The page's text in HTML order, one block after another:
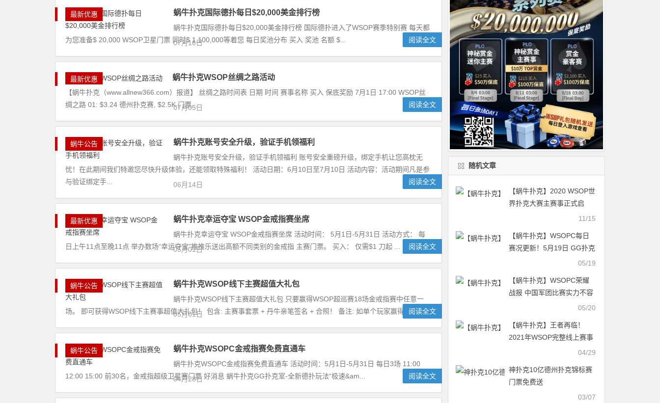
最新优惠 蜗牛扑克国际德扑每日$20,000美金排行榜
蜗牛扑克国际德扑每日$20,000美金排行榜 国际德扑进入了WSOP赛季特别赛 ​每天都
为您准备$ 20,000 WSOP卫星门票 同时$ 1,100,000等着您 每日奖池分布 买入 奖池 名额 $...
07月16日 阅读全文
最新优惠 蜗牛扑克WSOP丝绸之路活动
【蜗牛扑克（www.allnew366.com）报道】 丝绸之路时间表 日期 时间 赛事名称 买入 保底奖励 7月1日 17:00 WSOP丝
绸之路 01: $3.24 德州扑克赛, $2.5K 门票...
07月05日 阅读全文
蜗牛公告 蜗牛扑克账号安全升级，验证手机领福利
蜗牛扑克账号安全升级，验证手机领福利 账号安全重磅升级，绑定手机让您高枕无
忧！在此期间我们特邀您尽快升级体验，还能领取特殊福利！ 活动日期：6月10日至7月10日 活动内容：活动期间凡是参
与验证绑定手...
06月14日 阅读全文
最新优惠 蜗牛扑克幸运夺宝 WSOP金戒指赛坐席
蜗牛扑克幸运夺宝 WSOP金戒指赛坐席 活动时间： 5月1日-5月31日 活动方式： 每
日上午11点至晚11点 举办数场“幸运夺宝”推推乐送出高额不同类别的金戒指 主赛门票。 买入： 仅需$1 刀起 ...
05月01日 阅读全文
蜗牛公告 蜗牛扑克WSOP线下主赛超值大礼包
蜗牛扑克WSOP线下主赛超值大礼包 只要赢得WSOP超巡赛18场金戒指赛中任意一
场。 即可获得WSOP线下主赛事超值大礼包！ 包含: 主赛事套票 + 丹牛亲笔签名 + 合照！ 备注: 如单个玩家赢得多...
05月01日 阅读全文
蜗牛公告 蜗牛扑克WSOPC金戒指赛免费直通车
蜗牛扑克WSOPC金戒指赛免费直通车 活动时间：5月1日-5月31日 每日3场 11:00
12:00 15:00 前30名，金戒指超级卫星赛门票 好消息 蜗牛扑克GG扑克室-全新德扑玩法“极速&am...
04月28日 阅读全文
随机文章
【蜗牛扑克】2020 WSOP世
界扑克大赛主赛事正式启
11/15
【蜗牛扑克】WSOPC每日
赛况更新！5月19日 GG扑克
豪客冠军赛冠军独得2百万美
05/19
【蜗牛扑克】WSOPC荣耀
战报 中国军团比赛实力不容
小觑，争夺冠军金戒指把握
05/20
【蜗牛扑克】王者再临！
2021年WSOP完整线上赛事
04/29
神扑克10亿德州扑克锦标赛
门票免费送
03/07